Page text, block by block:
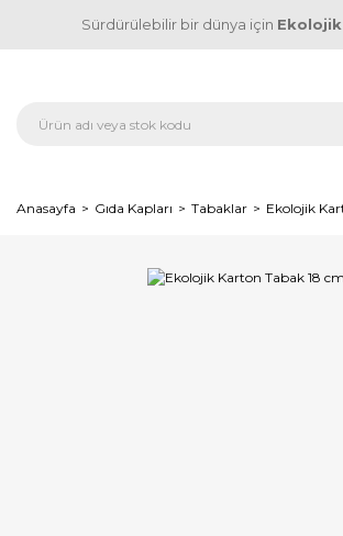
Sürdürülebilir bir dünya için
Anasayfa Gıda Kapları Tabaklar Ekolojik